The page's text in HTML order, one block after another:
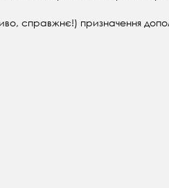
справжнє!) призначення